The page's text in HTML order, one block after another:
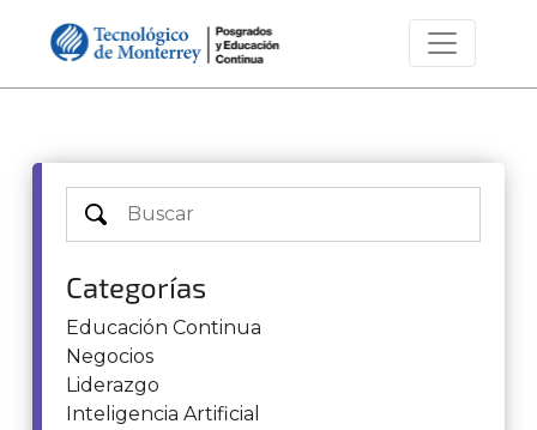
Categorías
Educación Continua
Negocios
Liderazgo
Inteligencia Artificial